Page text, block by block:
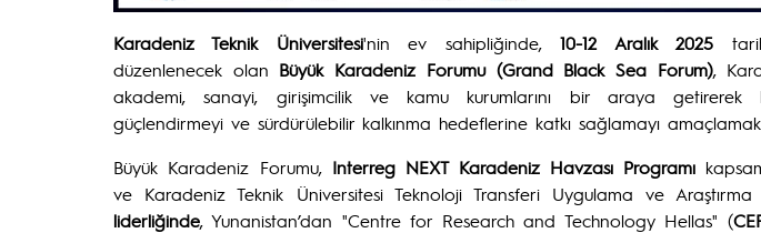
Karadeniz Teknik Üniversitesi'nin ev sahipliğinde,10-12 Aralık 2025
düzenlenecek olan Büyük Karadeniz Forumu (Grand Black Sea Forum),
akademi, sanayi, girişimcilik ve kamu kurumlarını bir araya
güçlendirmeyi ve sürdürülebilir kalkınma hedeflerine katkı sağlamayı
Büyük Karadeniz Forumu, Interreg NEXT Karadeniz Havzası Programı
ve Karadeniz Teknik Üniversitesi Teknoloji Transferi Uygulama ve
liderliğinde, Yunanistan’dan "Centre for Research and Technology Hellas" (